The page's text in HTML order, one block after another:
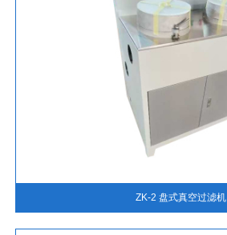
ZK-2 盘式真空过滤机